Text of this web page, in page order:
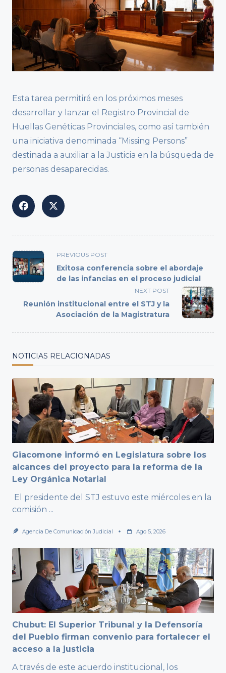
Esta tarea permitirá en los próximos meses
desarrollar y lanzar el Registro Provincial de
Huellas Genéticas Provinciales, como así también
una iniciativa denominada “Missing Persons”
destinada a auxiliar a la Justicia en la búsqueda de
personas desaparecidas.
<span
class="nav-
subtitle
reader-
text">Page</span>
PREVIOUS POST
Exitosa conferencia sobre el abordaje
de las infancias en el proceso judicial
NEXT POST
Reunión institucional entre el STJ y la
Asociación de la Magistratura
NOTICIAS RELACIONADAS
Giacomone informó en Legislatura sobre los
alcances del proyecto para la reforma de la
Ley Orgánica Notarial
El presidente del STJ estuvo este miércoles en la
comisión ...
Agencia De Comunicación Judicial Ago 5, 2026
Chubut: El Superior Tribunal y la Defensoría
del Pueblo firman convenio para fortalecer el
acceso a la justicia
A través de este acuerdo institucional, los